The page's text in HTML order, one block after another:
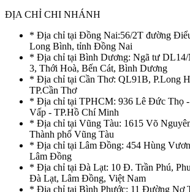
ĐỊA CHỈ CHI NHÁNH
* Địa chỉ tại Đồng Nai:56/2T đường
Long Bình, tỉnh Đồng Nai
* Địa chỉ tại Bình Dương: Ngã tư
3, Thới Hoà, Bến Cát, Bình Dương
* Địa chỉ tại Cần Thơ: QL91B, P.Long
TP.Cần Thơ
* Địa chỉ tại TPHCM: 936 Lê Đức Thọ -
Vấp - TP.Hồ Chí Minh
* Địa chỉ tại Vũng Tàu: 1615 Võ
Thành phố Vũng Tàu
* Địa chỉ tại Lâm Đồng: 454 Hùng
Lâm Đồng
* Địa chỉ tại Đà Lạt: 10 Đ. Trần Phú,
Đà Lạt, Lâm Đồng, Việt Nam
* Địa chỉ tại Bình Phước: 11 Đường Nơ